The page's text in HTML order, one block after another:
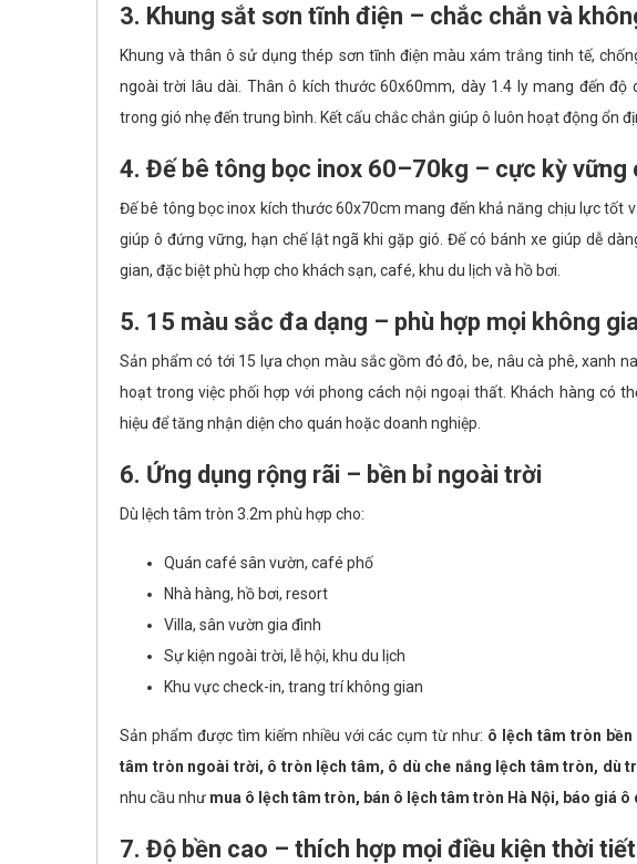
3. Khung sắt sơn tĩnh điện – chắc chắn và
Khung và thân ô sử dụng thép sơn tĩnh điện màu xám trắng tinh tế,
ngoài trời lâu dài. Thân ô kích thước 60x60mm, dày 1.4 ly mang đến
trong gió nhẹ đến trung bình. Kết cấu chắc chắn giúp ô luôn hoạt động ổn
4. Đế bê tông bọc inox 60–70kg – cực kỳ vững
Đế bê tông bọc inox kích thước 60x70cm mang đến khả năng chịu lực tốt
giúp ô đứng vững, hạn chế lật ngã khi gặp gió. Đế có bánh xe giúp dễ
gian, đặc biệt phù hợp cho khách sạn, café, khu du lịch và hồ bơi.
5. 15 màu sắc đa dạng – phù hợp mọi không
Sản phẩm có tới 15 lựa chọn màu sắc gồm đỏ đô, be, nâu cà phê, xanh
hoạt trong việc phối hợp với phong cách nội ngoại thất. Khách hàng có
hiệu để tăng nhận diện cho quán hoặc doanh nghiệp.
6. Ứng dụng rộng rãi – bền bỉ ngoài trời
Dù lệch tâm tròn 3.2m phù hợp cho:
Quán café sân vườn, café phố
Nhà hàng, hồ bơi, resort
Villa, sân vườn gia đình
Sự kiện ngoài trời, lễ hội, khu du lịch
Khu vực check-in, trang trí không gian
Sản phẩm được tìm kiếm nhiều với các cụm từ như: ô lệch tâm tròn
tâm tròn ngoài trời, ô tròn lệch tâm, ô dù che nắng lệch tâm tròn, dù
nhu cầu như mua ô lệch tâm tròn, bán ô lệch tâm tròn Hà Nội, báo giá
7. Độ bền cao – thích hợp mọi điều kiện thời tiết